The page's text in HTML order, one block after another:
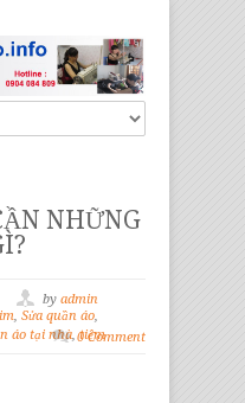
NHỮNG
by admin
, Sửa quần áo,
áo tại nhà,tiệm
0 Comment